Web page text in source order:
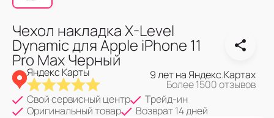
Чехол накладка X-Level
Dynamic для Apple iPhone 11
Pro Max Черный
Яндекс Карты 9 лет на Яндекс.Картах
Более 1500 отзывов
Свой сервисный центр
Трейд-ин
Оригинальный товар
Возврат 14 дней